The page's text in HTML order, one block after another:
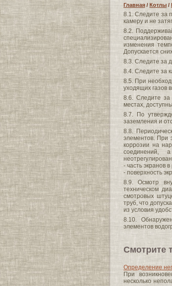
Главная / Котлы /
8.1. Следите за
камеру и не
8.2.
изменения
Допускается
8.3. Следите за
8.4. Следите за
8.5. При
уходящих газов
8.6. Следите за
местах,
8.7. По
заземления и
8.8.
элементов. При
коррозии на
соединений,
- часть экранов
- поверхность
8.9. Осмотр
техническом
смотровых
труб, что
из условия
8.10.
элементов
Смотрите
Определение
При
несколько